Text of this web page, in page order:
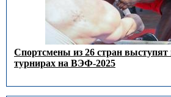
Спортсмены из 26 стран
турнирах на ВЭФ-2025